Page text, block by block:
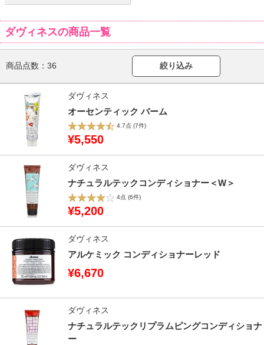
ダヴィネスの商品一覧
商品点数： 36 絞り込み
ダヴィネス
オーセンティック バーム
4.7点 (7件)
¥5,550
ダヴィネス
ナチュラルテックコンディショナー＜W＞
4点 (6件)
¥5,200
ダヴィネス
アルケミック コンディショナーレッド
¥6,670
ダヴィネス
ナチュラルテックリプラムピングコンディショナ
ー